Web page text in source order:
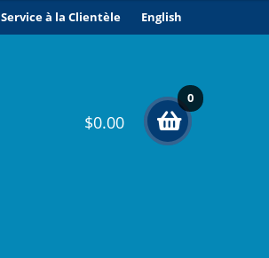
Service à la Clientèle English
$0.00
0
élé